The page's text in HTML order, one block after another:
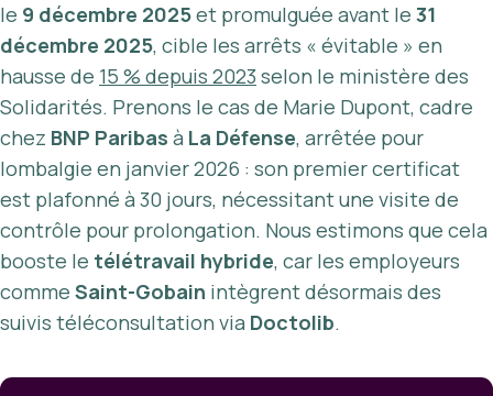
le 9 décembre 2025et promulguée avant le 31
décembre 2025, cible les arrêts « évitable » en
hausse de 15 % depuis 2023 selon le ministère des
Solidarités. Prenons le cas de Marie Dupont, cadre
chez BNP Paribas à La Défense, arrêtée pour
lombalgie en janvier 2026 : son premier certificat
est plafonné à 30 jours, nécessitant une visite de
contrôle pour prolongation. Nous estimons que cela
booste le télétravail hybride, car les employeurs
comme Saint-Gobain intègrent désormais des
suivis téléconsultation via Doctolib.